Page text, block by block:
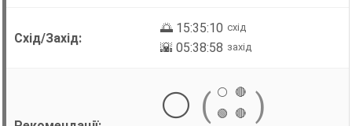
🌅 15:35:10 схід
🌇 05:38:58 захід
⚪ ( ⚪
🔴
🟢
🔴 )